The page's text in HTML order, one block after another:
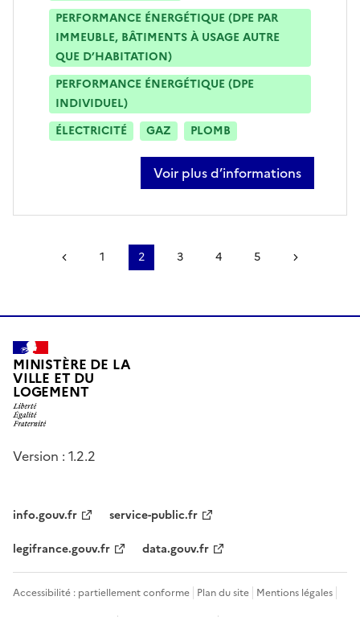
PERFORMANCE ÉNERGÉTIQUE (DPE PAR
IMMEUBLE, BÂTIMENTS À USAGE AUTRE
QUE D’HABITATION)
PERFORMANCE ÉNERGÉTIQUE (DPE
INDIVIDUEL)
ÉLECTRICITÉ
GAZ PLOMB
Voir plus d’informations
sur christophe herbeth
Page précédente
1 2 3 4 5
MINISTÈRE DE LA
VILLE ET DU
LOGEMENT
Version : 1.2.2
info.gouv.fr
service-public.fr
legifrance.gouv.fr
data.gouv.fr
Accessibilité : partiellement conforme Plan du site Mentions légales